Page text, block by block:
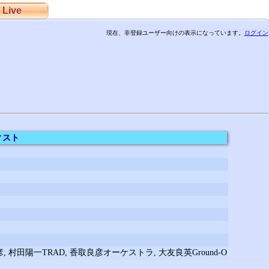
Live
現在、非登録ユーザー向けの表示になっています。 ログイン
ト
村田陽一TRAD, 香取良彦オーケストラ, 大友良英Ground-O